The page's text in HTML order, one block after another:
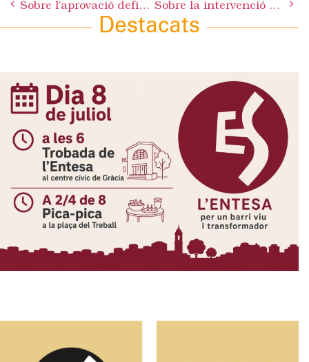
navigation
Sobre l’aprovació definitiva del Pressupost 2012 Sobre la intervenció mancada d’ètica del Sr. Ayuso
Destacats